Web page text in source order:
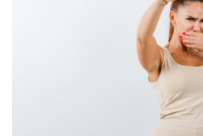
Expediente - Equipe de